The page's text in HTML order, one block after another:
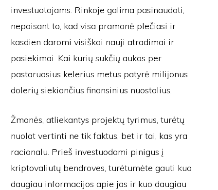
investuotojams. Rinkoje galima pasinaudoti,
nepaisant to, kad visa pramonė plečiasi ir
kasdien daromi visiškai nauji atradimai ir
pasiekimai. Kai kurių sukčių aukos per
pastaruosius kelerius metus patyrė milijonus
dolerių siekiančius finansinius nuostolius.
Žmonės, atliekantys projektų tyrimus, turėtų
nuolat vertinti ne tik faktus, bet ir tai, kas yra
racionalu. Prieš investuodami pinigus į
kriptovaliutų bendroves, turėtumėte gauti kuo
daugiau informacijos apie jas ir kuo daugiau